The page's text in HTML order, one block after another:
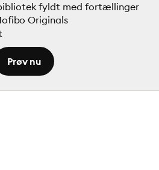
fyldt med fortællinger
Originals
Prøv nu